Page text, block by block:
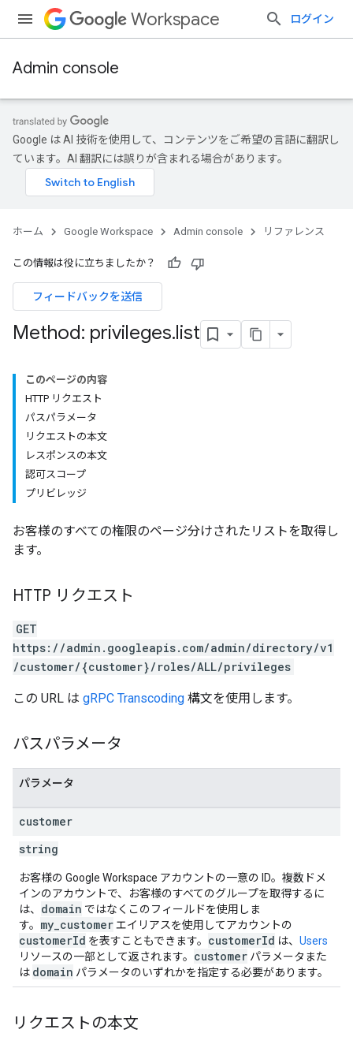
Workspace ログイン
Admin console
Google は AI 技術を使用して、コンテンツをご希望の言語に翻訳し
ています。AI 翻訳には誤りが含まれる場合があります。
ホーム Google Workspace Admin console リファレンス
この情報は役に立ちましたか？
フィードバックを送信
Method: privileges.list
このページの内容
HTTP リクエスト
パスパラメータ
リクエストの本文
レスポンスの本文
認可スコープ
プリビレッジ
お客様のすべての権限のページ分けされたリストを取得し
ます。
HTTP リクエスト
GET
https://admin.googleapis.com/admin/directory/v1
/customer/{customer}/roles/ALL/privileges
この URL は gRPC Transcoding 構文を使用します。
パスパラメータ
パラメータ
customer
string
お客様の Google Workspace アカウントの一意の ID。複数ドメ
インのアカウントで、お客様のすべてのグループを取得するに
は、 domain ではなくこのフィールドを使用しま
す。 my_customerエイリアスを使用してアカウントの
customerId を表すこともできます。 customerId は、 Users
リソースの一部として返されます。 customer パラメータまた
は domain パラメータのいずれかを指定する必要があります。
リクエストの本文